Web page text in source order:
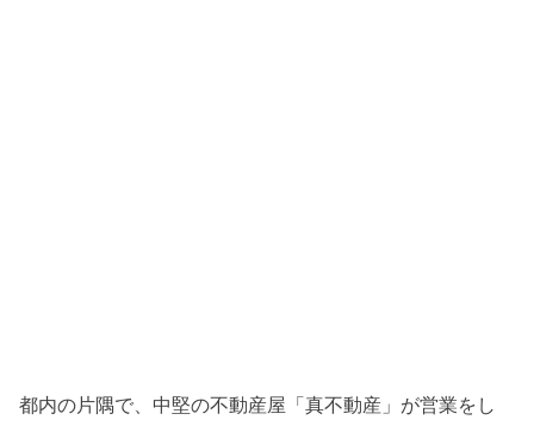
都内の片隅で、中堅の不動産屋「真不動産」が営業をし